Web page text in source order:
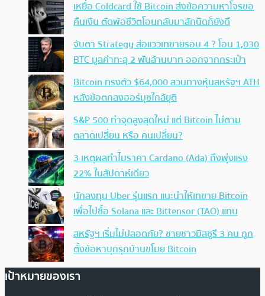
เหยื่อ Coldcard ใช้ Bitcoin ส่งข้อความหาโจรขอ
คืนเงิน ตัดพ้อชีวิตโอนกลับมาสักนิดก็ยังดี
จับตา Strategy ส่อแววเทขายรอบ 4 ? โอน 1,030
BTC มูลค่าทะลุ 2 พันล้านบาท ออกจากกระเป๋า
Bitcoin ทรงตัว $64,000 สวนทางหุ้นสหรัฐฯ ATH
หลังข้อตกลงฮอร์มุซใกล้ยุติ
S&P 500 ทำจุดสูงสุดใหม่ แต่ Bitcoin ไม่ตาม
ตลาดเปลี่ยน หรือ คนเปลี่ยน?
3 เหตุผลทำไมราคา Cardano (Ada) ถึงพุ่งแรง
22% ในสัปดาห์เดียว
นักลงทุน Uber รุ่นแรก แนะนำให้เทขาย Bitcoin
เพื่อไปซื้อ Solana และ Bittensor (TAO) แทน
สหรัฐฯ เริ่มไม่ปลอดภัย? ชายชาวมิสซูรี 3 คน ถูก
ตั้งข้อหาบุกรุกบ้านขโมย Bitcoin
เป้าหมายของเรา